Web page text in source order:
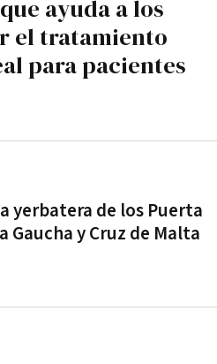
ayuda a los
el tratamiento
para pacientes
yerbatera de los Puerta
Gaucha y Cruz de Malta